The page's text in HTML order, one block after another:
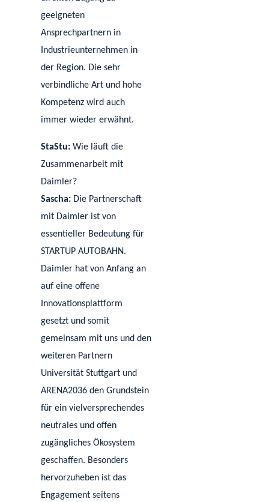
geeigneten
Ansprechpartnern in
Industrieunternehmen in
der Region. Die sehr
verbindliche Art und hohe
Kompetenz wird auch
immer wieder erwähnt.
StaStu:Wie läuft die
Zusammenarbeit mit
Daimler?
Sascha: Die Partnerschaft
mit Daimler ist von
essentieller Bedeutung für
STARTUP AUTOBAHN.
Daimler hat von Anfang an
auf eine offene
Innovationsplattform
gesetzt und somit
gemeinsam mit uns und den
weiteren Partnern
Universität Stuttgart und
ARENA2036 den Grundstein
für ein vielversprechendes
neutrales und offen
zugängliches Ökosystem
geschaffen. Besonders
hervorzuheben ist das
Engagement seitens